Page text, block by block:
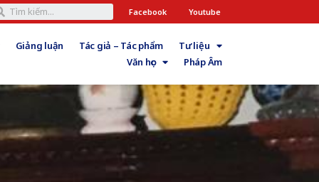
Facebook Youtube
Giảng luận Tác giả – Tác phẩm
Tư liệu
Văn học
Pháp Âm